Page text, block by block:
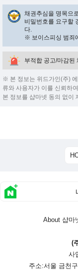
채권추심을 명목으
비밀번호를 요구할
다.
※ 보이스피싱 범죄
부적합 공고/마감된
※ 본 정보는 위드가인(주)
류와 사용자가 이를 신뢰하
본 정보를 샵마넷 동의 없이
About 샵마
(
사
주소:서울 금천